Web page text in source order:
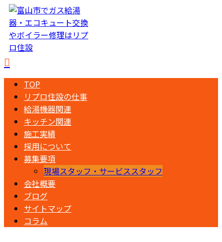
TOP
リプロ住設の仕事
給湯機器関連
キッチン関連
施工実績
採用について
募集要項
現場スタッフ・サービススタッフ
会社概要
ブログ
サイトマップ
コラム